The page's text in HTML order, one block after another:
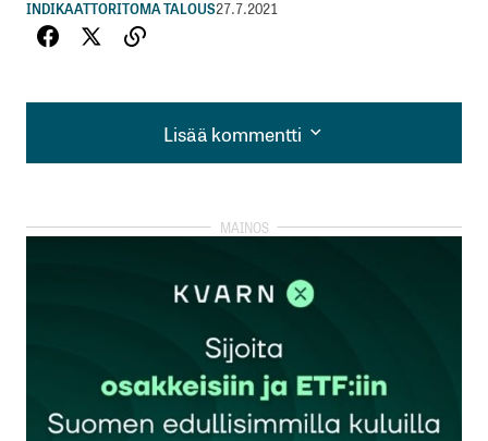
INDIKAATTORITOMA TALOUS27.7.2021
Lisää kommentti
Lisää kommentti
kirjautua
rekisteröityä